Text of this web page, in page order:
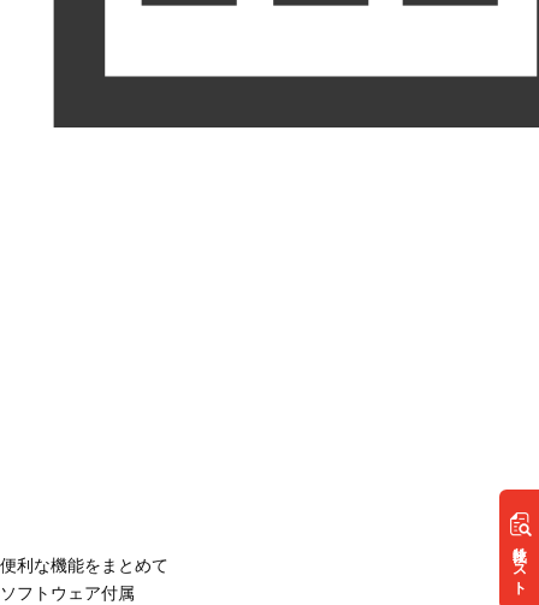
リスト
便利な機能をまとめて
ソフトウェア付属